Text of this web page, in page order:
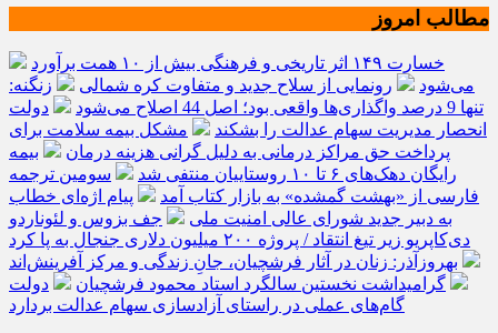
مطالب امروز
خسارت ۱۴۹ اثر تاریخی و فرهنگی بیش از ۱۰ همت برآورد
می‌شود
رونمایی از سلاح جدید و متفاوت کره شمالی
زنگنه:
تنها 9 درصد واگذاری‌ها واقعی بود؛ اصل 44 اصلاح می‌شود
دولت
انحصار مدیریت سهام عدالت را بشکند
مشکل بیمه سلامت برای
پرداخت حق مراکز درمانی به دلیل گرانی هزینه درمان
بیمه
رایگان دهک‌های ۶ تا ۱۰ روستاییان منتفی شد
سومین ترجمه
فارسی از «بهشت گمشده» به بازار کتاب آمد
پیام اژه‌ای خطاب
به دبیر جدید شورای عالی امنیت ملی
جف بزوس و لئوناردو
دی‌کاپریو زیر تیغ انتقاد / پروژه ۲۰۰ میلیون دلاری جنجال به پا کرد
بهروزآذر: زنان در آثار فرشچیان، جانِ زندگی و مرکز آفرینش‌اند
گرامیداشت نخستین سالگرد استاد محمود فرشچیان
دولت
گام‌های عملی در راستای آزادسازی سهام عدالت بردارد